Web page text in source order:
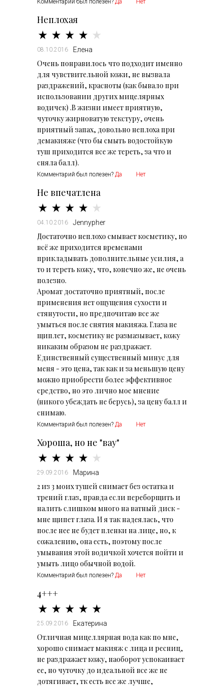
Комментарий был полезен? Да Нет
Неплохая
08.10.2016 Елена
Очень понравилось что подходит именно
для чувствительной кожи, не вызвала
раздражений, красноты (как бывало при
использовании других мицелярных
водичек) .В жизни имеет приятную,
чуточку жирноватую текстуру, очень
приятный запах, довольно неплоха при
демакияже (что бы смыть водостойкую
туш приходится все же тереть, за что и
сняла балл).
Комментарий был полезен? Да Нет
Не впечатлена
04.10.2016 Jennypher
Достаточно неплохо смывает косметику, но
всё же приходится временами
прикладывать дополнительные усилия, а
то и тереть кожу, что, конечно же, не очень
полезно.
Аромат достаточно приятный, после
применения нет ощущения сухости и
стянутости, но предпочитаю все же
умыться после снятия макияжа. Глаза не
щиплет, косметику не размазывает, кожу
никаким образом не раздражает.
Единственный существенный минус для
меня - это цена, так как и за меньшую цену
можно приобрести более эффективное
средство, но это лично мое мнение
(никого убеждать не берусь), за цену балл и
снимаю.
Комментарий был полезен? Да Нет
Хороша, но не "вау"
29.09.2016 Марина
2 из 3 моих тушей снимает без остатка и
трений глаз, правда если переборщить и
налить слишком много на ватный диск -
мне щипет глаза. И я так надеялась, что
после нее не будет пленки на лице, но, к
сожалению, она есть, поэтому после
умывания этой водичкой хочется пойти и
умыть лицо обычной водой.
Комментарий был полезен? Да Нет
4+++
25.09.2016 Екатерина
Отличная мицеллярная вода как по мне,
хорошо снимает макияж с лица и ресниц,
не раздражает кожу, наоборот успокаивает
ее, но чуточку до идеальной все же не
дотягивает, тк есть все же лучше,